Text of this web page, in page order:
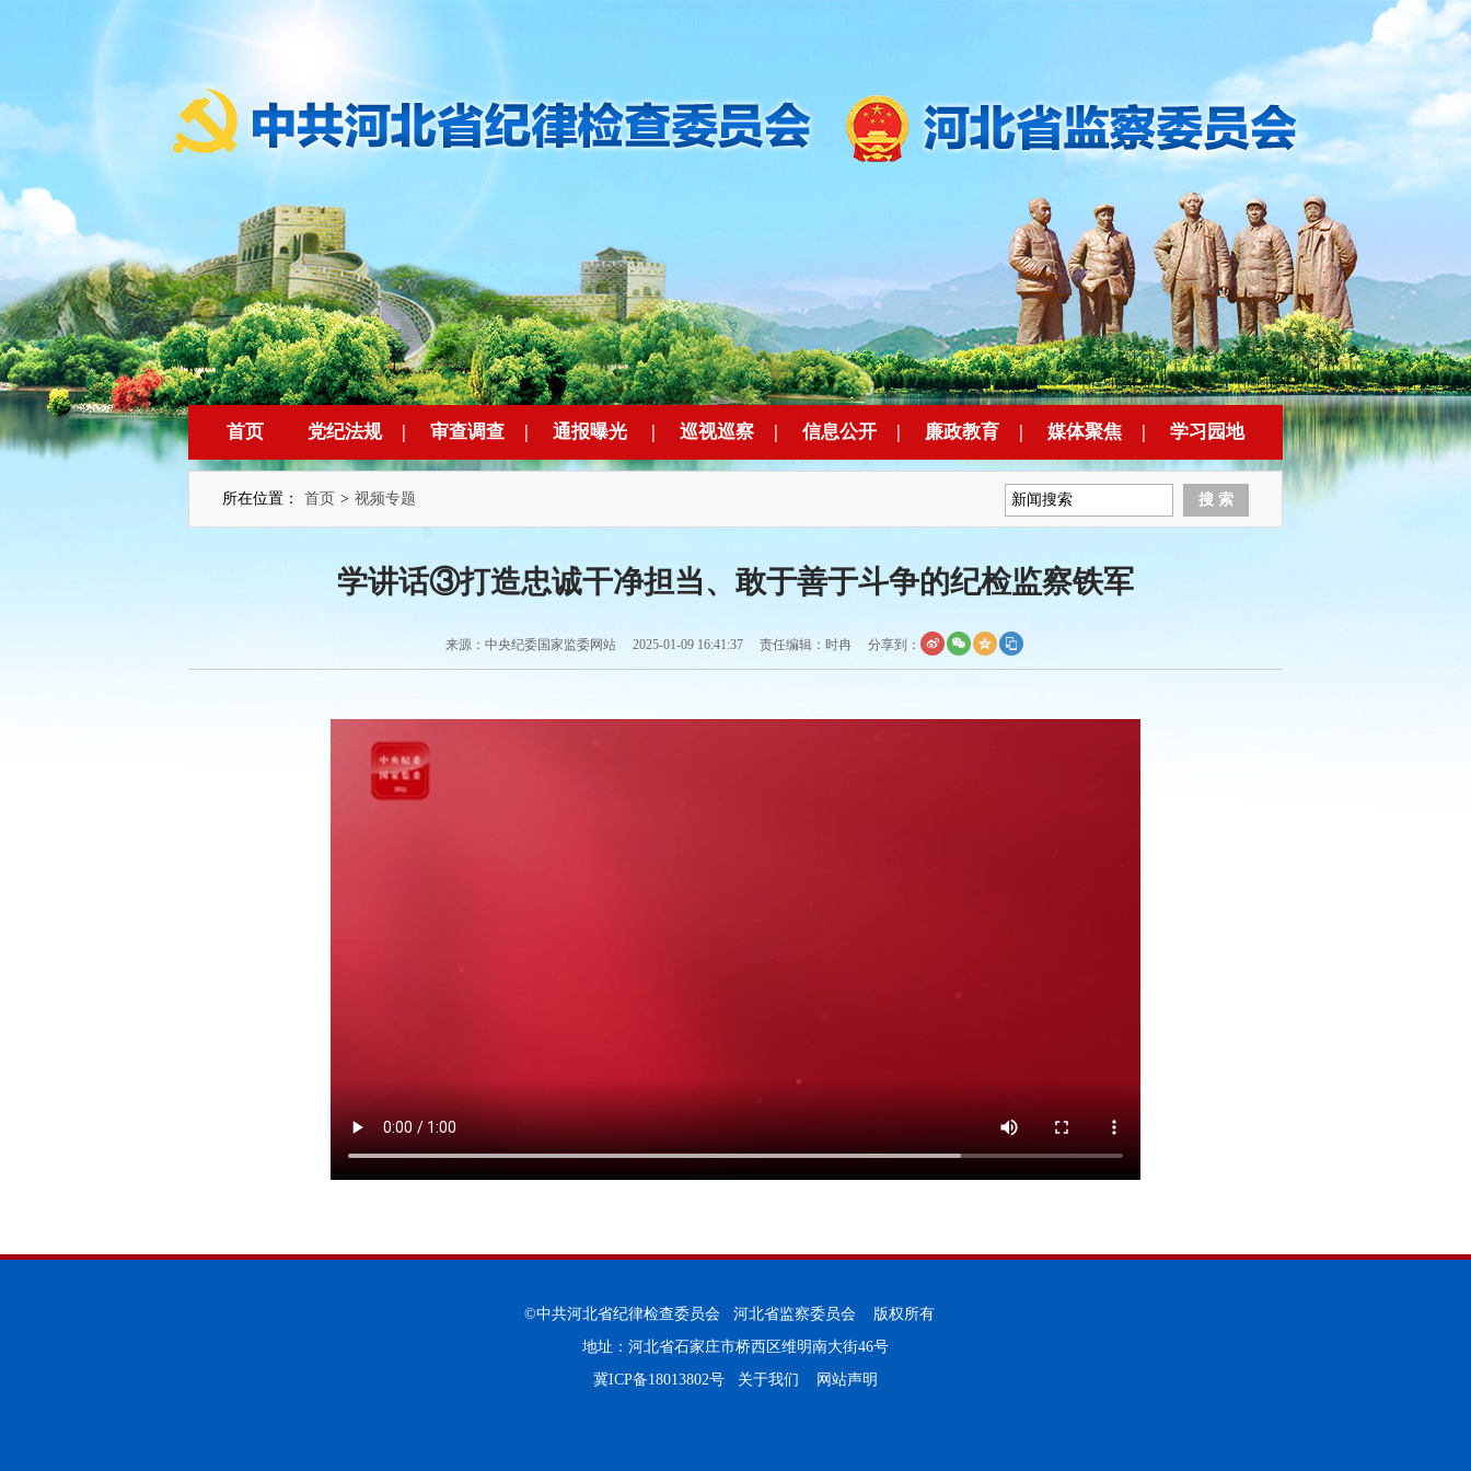
首页 党纪法规 | 审查调查 | 通报曝光 | 巡视巡察 | 信息公开 | 廉政教育 | 媒体聚焦 | 学习园地
所在位置： 首页 > 视频专题
学讲话③打造忠诚干净担当、敢于善于斗争的纪检监察铁军
来源：中央纪委国家监委网站 2025-01-09 16:41:37 责任编辑：时冉 分享到：
©中共河北省纪律检查委员会 河北省监察委员会 版权所有
地址：河北省石家庄市桥西区维明南大街46号
冀ICP备18013802号
关于我们 网站声明